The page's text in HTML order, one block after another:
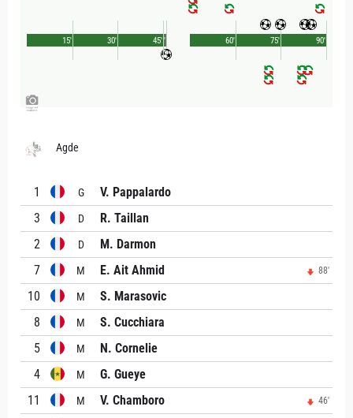
45'
15' 30' 1' 90'
60' 75'
Agde
1 G
V. Pappalardo
3
D
R. Taillan
2
D
M. Darmon
7
M E. Ait Ahmid 88'
10 M
S. Marasovic
8
M
S. Cucchiara
5
M
N. Cornelie
4
M
G. Gueye
11
M V. Chamboro 46'